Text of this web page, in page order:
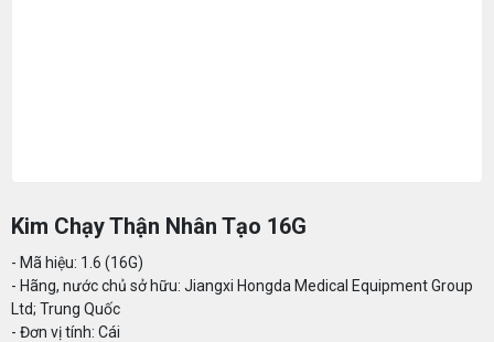
Kim Chạy Thận Nhân Tạo 16G
- Mã hiệu: 1.6 (16G)
- Hãng, nước chủ sở hữu: Jiangxi Hongda Medical Equipment Group
Ltd; Trung Quốc
- Đơn vị tính: Cái